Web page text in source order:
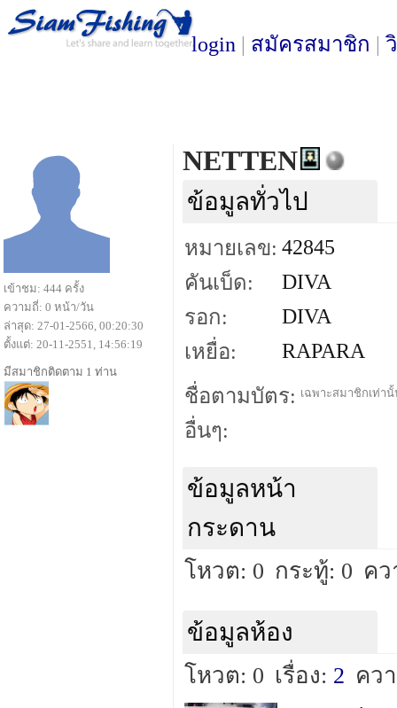
login | สมัครสมาชิก |
NETTEN
ข้อมูลทั่วไป
หมายเลข: 42845
คันเบ็ด:
DIVA
รอก:
DIVA
เหยื่อ:
RAPARA
ชื่อตามบัตร: เฉพาะสมาชิกเท่า
อื่นๆ:
ข้อมูลหน้า
กระดาน
โหวต: 0 กระทู้: 0 คว
ข้อมูลห้อง
โหวต: 0 เรื่อง: 2 คว
เข้าชม: 444 ครั้ง
ความถี่: 0 หน้า/วัน
ล่าสุด: 27-01-2566, 00:20:30
ตั้งแต่: 20-11-2551, 14:56:19
มีสมาชิกติดตาม 1 ท่าน